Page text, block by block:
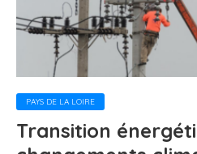
PAYS DE LA LOIRE
Transition